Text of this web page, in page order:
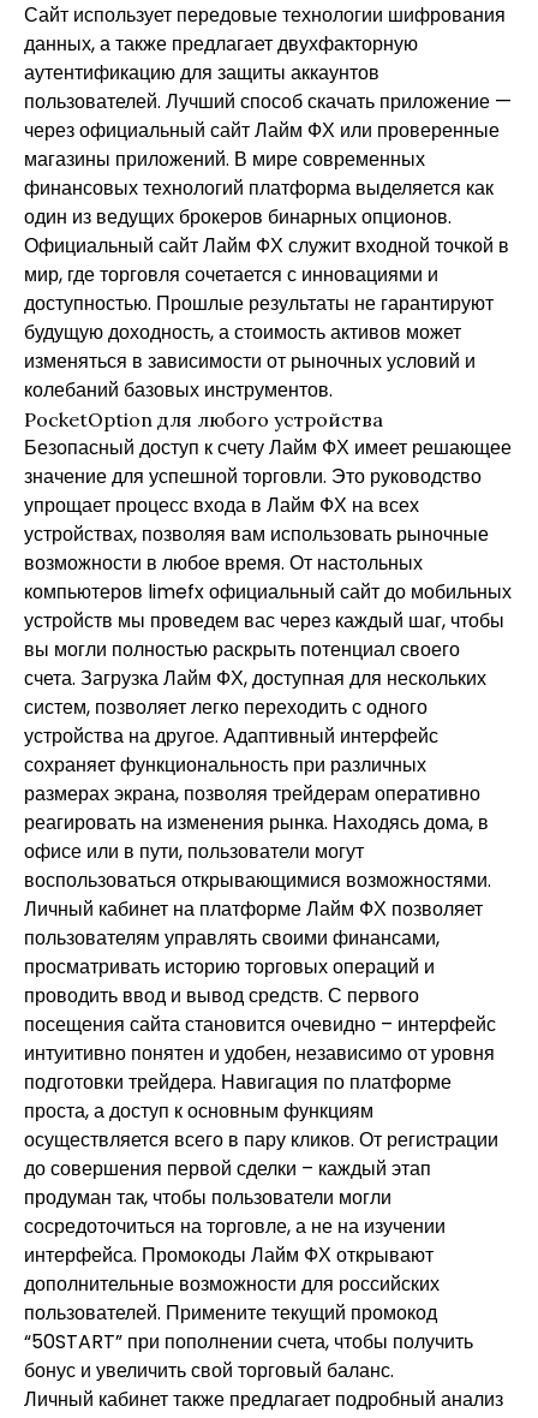
Сайт использует передовые технологии шифрования
данных, а также предлагает двухфакторную
аутентификацию для защиты аккаунтов
пользователей. Лучший способ скачать приложение —
через официальный сайт Лайм ФХ или проверенные
магазины приложений. В мире современных
финансовых технологий платформа выделяется как
один из ведущих брокеров бинарных опционов.
Официальный сайт Лайм ФХ служит входной точкой в
мир, где торговля сочетается с инновациями и
доступностью. Прошлые результаты не гарантируют
будущую доходность, а стоимость активов может
изменяться в зависимости от рыночных условий и
колебаний базовых инструментов.
PocketOption для любого устройства
Безопасный доступ к счету Лайм ФХ имеет решающее
значение для успешной торговли. Это руководство
упрощает процесс входа в Лайм ФХ на всех
устройствах, позволяя вам использовать рыночные
возможности в любое время. От настольных
компьютеров limefx официальный сайтдо мобильных
устройств мы проведем вас через каждый шаг, чтобы
вы могли полностью раскрыть потенциал своего
счета. Загрузка Лайм ФХ, доступная для нескольких
систем, позволяет легко переходить с одного
устройства на другое. Адаптивный интерфейс
сохраняет функциональность при различных
размерах экрана, позволяя трейдерам оперативно
реагировать на изменения рынка. Находясь дома, в
офисе или в пути, пользователи могут
воспользоваться открывающимися возможностями.
Личный кабинет на платформе Лайм ФХ позволяет
пользователям управлять своими финансами,
просматривать историю торговых операций и
проводить ввод и вывод средств. С первого
посещения сайта становится очевидно – интерфейс
интуитивно понятен и удобен, независимо от уровня
подготовки трейдера. Навигация по платформе
проста, а доступ к основным функциям
осуществляется всего в пару кликов. От регистрации
до совершения первой сделки – каждый этап
продуман так, чтобы пользователи могли
сосредоточиться на торговле, а не на изучении
интерфейса. Промокоды Лайм ФХ открывают
дополнительные возможности для российских
пользователей. Примените текущий промокод
“50START” при пополнении счета, чтобы получить
бонус и увеличить свой торговый баланс.
Личный кабинет также предлагает подробный анализ